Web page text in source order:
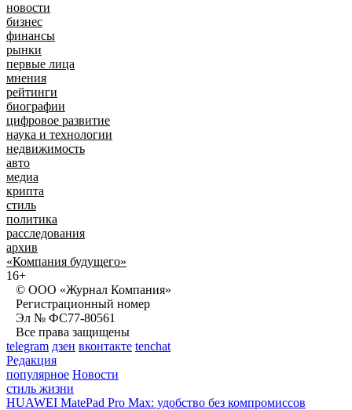
новости
бизнес
финансы
рынки
первые лица
мнения
рейтинги
биографии
цифровое развитие
наука и технологии
недвижимость
авто
медиа
крипта
стиль
политика
расследования
архив
«Компания будущего»
16+
© ООО «Журнал Компания»
Регистрационный номер
Эл № ФС77-80561
Все права защищены
telegram дзен вконтакте tenchat
Редакция
популярное Новости
стиль жизни
HUAWEI MatePad Pro Max: удобство без компромиссов